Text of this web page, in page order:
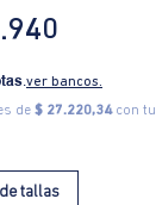
.940
.ver bancos.
de $ 27.220,34 con tu
tallas